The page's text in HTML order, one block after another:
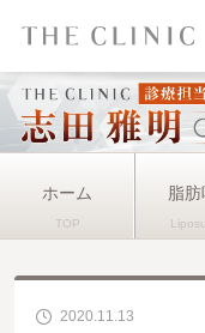
ホーム 脂肪
2020.11.13